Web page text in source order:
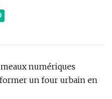
numériques
un four urbain en